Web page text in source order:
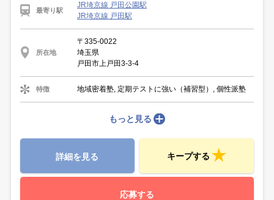
最寄り駅
JR埼京線 戸田公園駅
JR埼京線 戸田駅
所在地
〒335-0022
埼玉県
戸田市上戸田3-3-4
特徴 地域密着塾, 定期テストに強い（補習型）, 個性派塾
もっと見る
詳細を見る キープする
応募する